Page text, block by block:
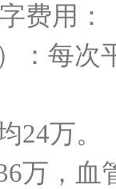
费用：
：每次
24万。
万，血